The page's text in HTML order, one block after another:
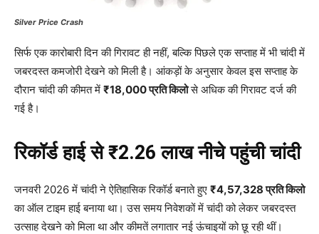
Silver Price Crash
सिर्फ एक कारोबारी दिन की गिरावट ही नहीं, बल्कि पिछले एक सप्ताह में भी चांदी में
जबरदस्त कमजोरी देखने को मिली है। आंकड़ों के अनुसार केवल इस सप्ताह के
दौरान चांदी की कीमत में ₹18,000 प्रति किलोसे अधिक की गिरावट दर्ज की
गई है।
रिकॉर्ड हाई से ₹2.26 लाख नीचे पहुंची चांदी
जनवरी 2026 में चांदी ने ऐतिहासिक रिकॉर्ड बनाते हुए ₹4,57,328 प्रति किलो
का ऑल टाइम हाई बनाया था। उस समय निवेशकों में चांदी को लेकर जबरदस्त
उत्साह देखने को मिला था और कीमतें लगातार नई ऊंचाइयों को छू रही थीं।